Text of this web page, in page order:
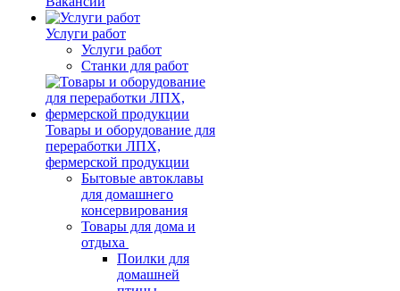
Услуги работ
Услуги работ
Станки для работ
Товары и оборудование для
переработки ЛПХ,
фермерской продукции
Бытовые автоклавы
для домашнего
консервирования
Товары для дома и
отдыха
Поилки для
домашней